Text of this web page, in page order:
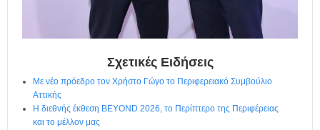
Σχετικές Ειδήσεις
Με νέο πρόεδρο τον Χρήστο Γώγο το Περιφερειακό Συμβούλιο
Αττικής
Η διεθνής έκθεση BEYOND 2026, το Περίπτερο της Περιφέρειας
και το μέλλον μας